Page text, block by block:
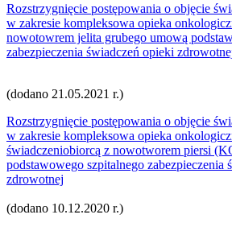
Rozstrzygnięcie postępowania o objęcie
w zakresie kompleksowa opieka
nowotowrem jelita grubego umową
zabezpieczenia świadczeń opieki
(dodano 21.05.2021 r.)
Rozstrzygnięcie postępowania o objęcie
w zakresie kompleksowa opieka
świadczeniobiorcą z nowotworem piersi
podstawowego szpitalnego zabezpieczenia
zdrowotnej
(dodano 10.12.2020 r.)